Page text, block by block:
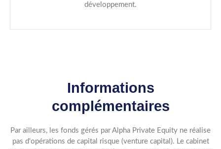
développement.
Informations
complémentaires
Par ailleurs, les fonds gérés par Alpha Private Equity ne réalise
pas d'opérations de capital risque (venture capital). Le cabinet